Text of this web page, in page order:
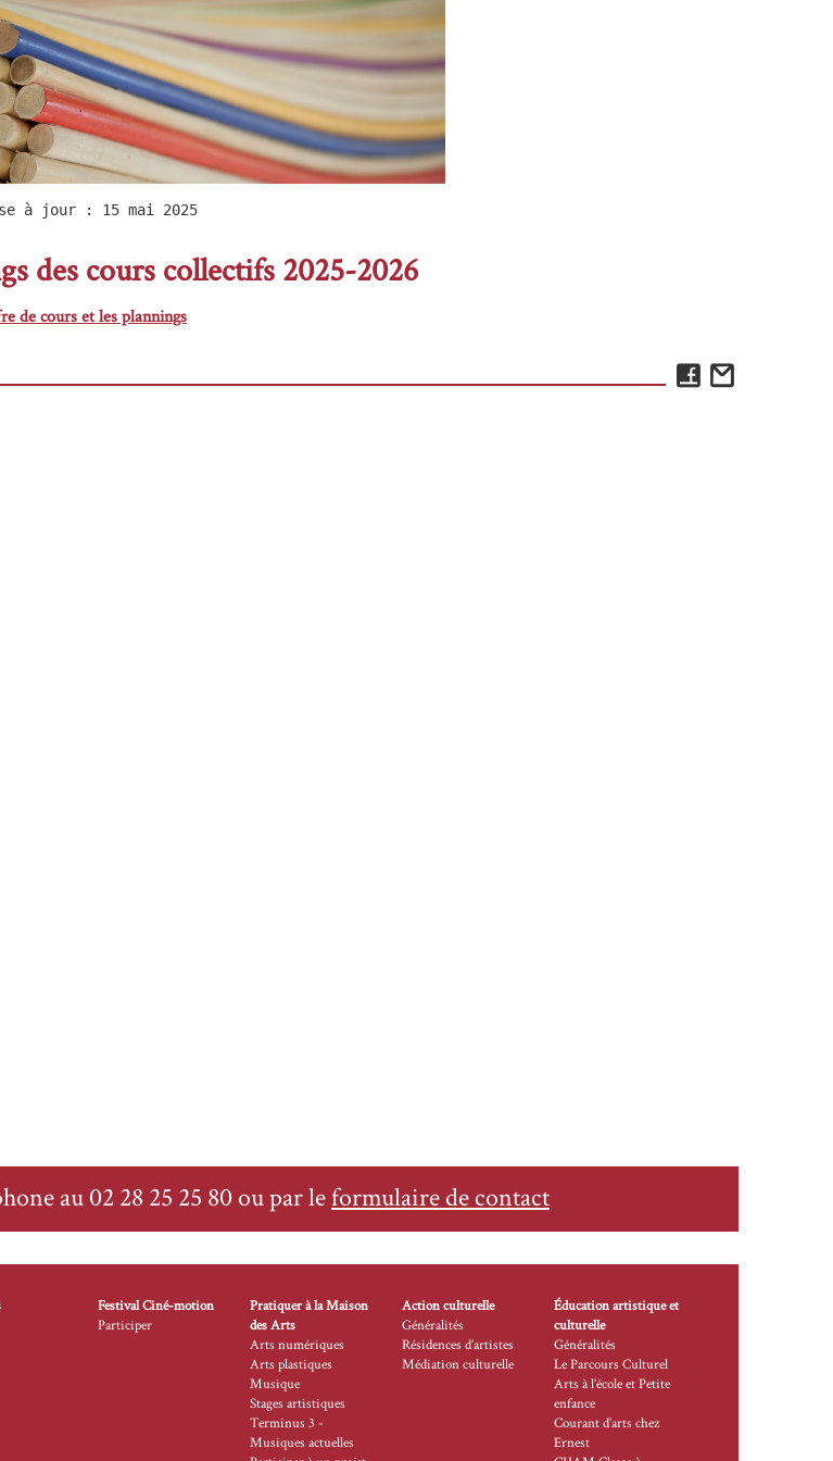
à jour : 15 mai 2025
des cours collectifs 2025-2026
de cours et les plannings
Facebook
au 02 28 25 25 80 ou par leformulaire de contact
Festival Ciné-motion
Participer
Pratiquer à la Maison
des Arts
Arts numériques
Arts plastiques
Musique
Stages artistiques
Terminus 3 -
Musiques actuelles
Action culturelle
Généralités
Résidences d’artistes
Médiation culturelle
Éducation artistique et
culturelle
Généralités
Le Parcours Culturel
Arts à l’école et Petite
enfance
Courant d’arts chez
Ernest